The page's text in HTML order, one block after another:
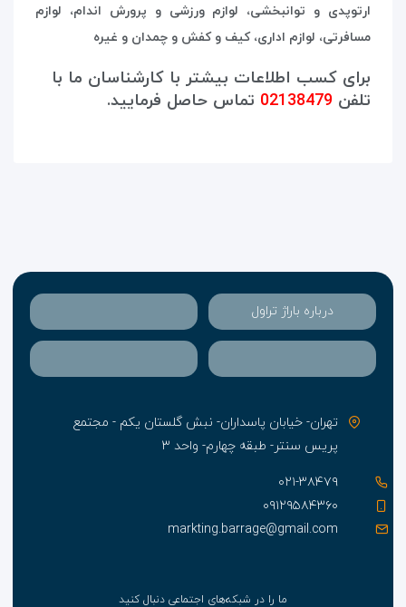
ارتوپدی و توانبخشی، لوازم ورزشی و پرورش اندام، لوازم
مسافرتی، لوازم اداری، کیف و کفش و چمدان و غیره
برای کسب اطلاعات بیشتر با کارشناسان ما با
تلفن 02138479 تماس حاصل فرمایید.
درباره باراژ تراول
تهران- خیابان پاسداران- نبش گلستان یکم - مجتمع
پریس سنتر- طبقه چهارم- واحد ۳
۰۲۱-۳۸۴۷۹
۰۹۱۲۹۵۸۴۳۶۰
markting.barrage@gmail.com
ما را در شبکه‌های اجتماعی دنبال کنید